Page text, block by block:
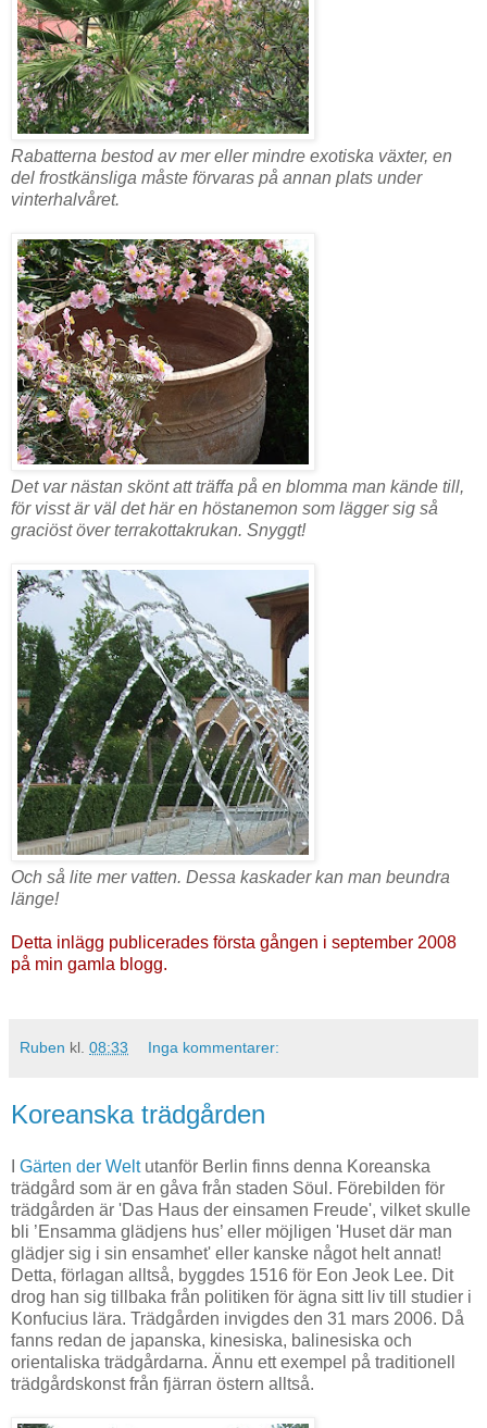
Rabatterna bestod av mer eller mindre exotiska växter, en
del frostkänsliga måste förvaras på annan plats under
vinterhalvåret.
Det var nästan skönt att träffa på en blomma man kände till,
för visst är väl det här en höstanemon som lägger sig så
graciöst över terrakottakrukan. Snyggt!
Och så lite mer vatten. Dessa kaskader kan man beundra
länge!
Detta inlägg publicerades första gången i september 2008
på min gamla blogg.
Ruben kl. 08:33 Inga kommentarer:
Koreanska trädgården
Gärten der Weltutanför Berlin finns denna Koreanska
trädgård som är en gåva från staden Söul. Förebilden för
trädgården är 'Das Haus der einsamen Freude', vilket skulle
bli ’Ensamma glädjens hus’ eller möjligen 'Huset där man
glädjer sig i sin ensamhet' eller kanske något helt annat!
Detta, förlagan alltså, byggdes 1516 för Eon Jeok Lee. Dit
drog han sig tillbaka från politiken för ägna sitt liv till studier i
Konfucius lära. Trädgården invigdes den 31 mars 2006. Då
fanns redan de japanska, kinesiska, balinesiska och
orientaliska trädgårdarna. Ännu ett exempel på traditionell
trädgårdskonst från fjärran östern alltså.